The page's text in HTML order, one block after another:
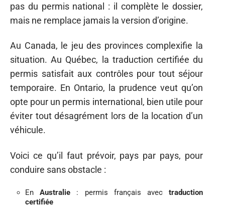
pas du permis national : il complète le dossier,
mais ne remplace jamais la version d’origine.
Au Canada, le jeu des provinces complexifie la
situation. Au Québec, la traduction certifiée du
permis satisfait aux contrôles pour tout séjour
temporaire. En Ontario, la prudence veut qu’on
opte pour un permis international, bien utile pour
éviter tout désagrément lors de la location d’un
véhicule.
Voici ce qu’il faut prévoir, pays par pays, pour
conduire sans obstacle :
EnAustralie : permis français avectraduction
certifiée